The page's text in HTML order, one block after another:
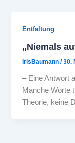
Entfaltung
„Niemals
IrisBaumann/30.
– Eine Antwort
Manche Worte
Theorie, keine